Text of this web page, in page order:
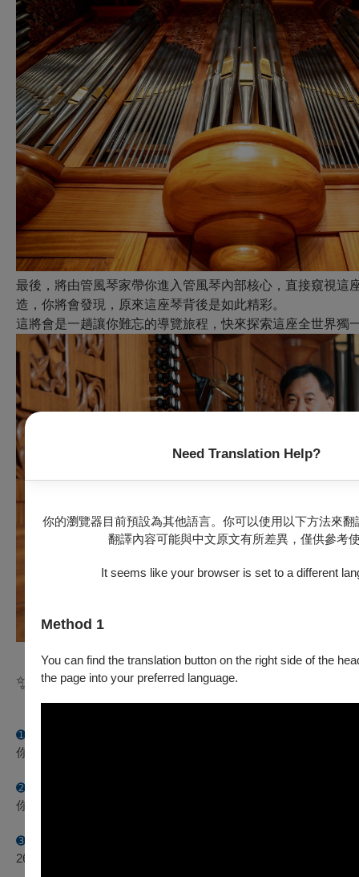
Need Translation Help?
你的瀏覽器目前預設為其他語言。你可以使用以下方法來
翻譯內容可能與中文原文有所差異，僅供參考
It seems like your browser is set to a different
Method 1
You can find the translation button on the right side of the
the page into your preferred language.
最後，將由管風琴家帶你進入管風琴內部核心，直接窺視這
造，你將會發現，原來這座琴背後是如此精彩。
這將會是一趟讓你難忘的導覽旅程，快來探索這座全世界獨
✨ 三大亮點、一次掌握 ✨
➊ 近距離解密管風琴
你將可直接走上舞台，近距離觀賞兩廳院管風琴的每一處細節以
➋ 探索神祕空間
你更能深入管風琴後方內部空間，一窺藏有4,172支音管的管風
➌
26個專屬席次，透過